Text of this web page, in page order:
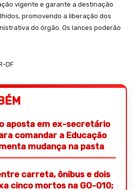
vigente e garante a destinação
promovendo a liberação dos
do órgão. Os lances poderão
DF
aposta em ex-secretário
comandar a Educação
mudança na pasta
carreta, ônibus e dois
cinco mortos na GO-010;